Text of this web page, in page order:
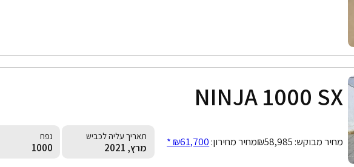
NINJA 1000 SX
מחיר מבוקש:₪58,985מחיר מחירון:₪61,700 * תאריך עליה לכביש
מרץ, 2021
נפח
1000